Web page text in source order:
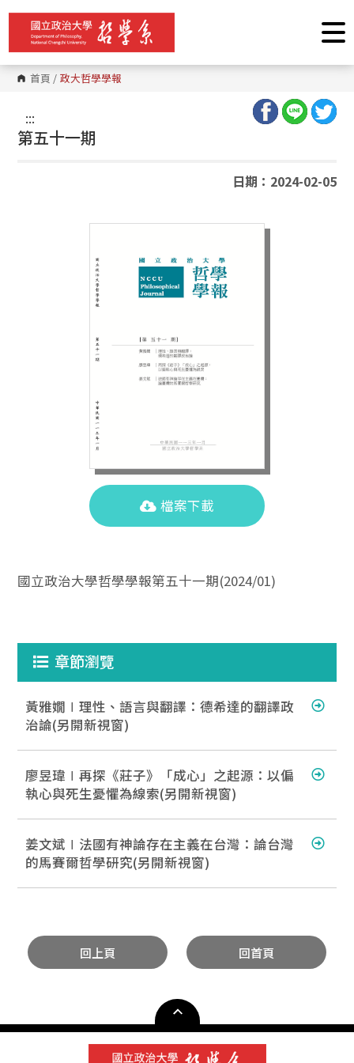
跳
要
內
容
區 首頁 / 政大哲學學報
:::
第五十一期
日期：2024-02-05
檔案下載
國立政治大學哲學學報第五十一期(2024/01)
章節瀏覽
黃雅嫺∣理性、語言與翻譯：德希達的翻譯政
治論(另開新視窗)
廖昱瑋∣再探《莊子》「成心」之起源：以偏
執心與死生憂懼為線索(另開新視窗)
姜文斌∣法國有神論存在主義在台灣：論台灣
的馬賽爾哲學研究(另開新視窗)
回上頁 回首頁